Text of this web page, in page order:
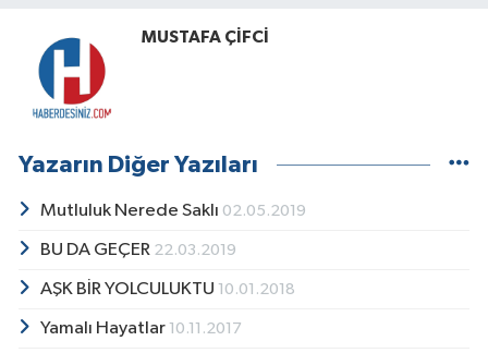
MUSTAFA ÇİFCİ
Yazarın Diğer Yazıları
Mutluluk Nerede Saklı 02.05.2019
BU DA GEÇER 22.03.2019
AŞK BİR YOLCULUKTU 10.01.2018
Yamalı Hayatlar 10.11.2017